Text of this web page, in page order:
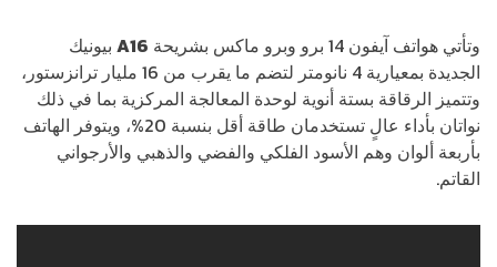
وتأتي هواتف آيفون 14 برو وبرو ماكس بشريحة A16 بيونيك
الجديدة بمعيارية 4 نانومتر لتضم ما يقرب من 16 مليار ترانزستور،
وتتميز الرقاقة بستة أنوية لوحدة المعالجة المركزية بما في ذلك
نواتان بأداء عالٍ تستخدمان طاقة أقل بنسبة 20%، ويتوفر الهاتف
بأربعة ألوان وهم الأسود الفلكي والفضي والذهبي والأرجواني
القاتم.